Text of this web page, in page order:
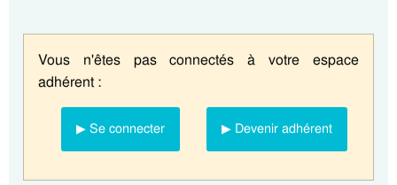
Vous n'êtes pas connectés à votre espace
adhérent :
▶ Se connecter ▶ Devenir adhérent